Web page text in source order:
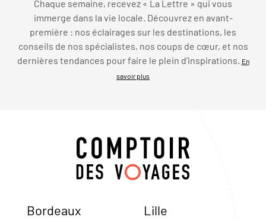
Chaque semaine, recevez « La Lettre » qui vous
immerge dans la vie locale. Découvrez en avant-
première : nos éclairages sur les destinations, les
conseils de nos spécialistes, nos coups de cœur, et nos
dernières tendances pour faire le plein d’inspirations. En
savoir plus
Bordeaux Lille